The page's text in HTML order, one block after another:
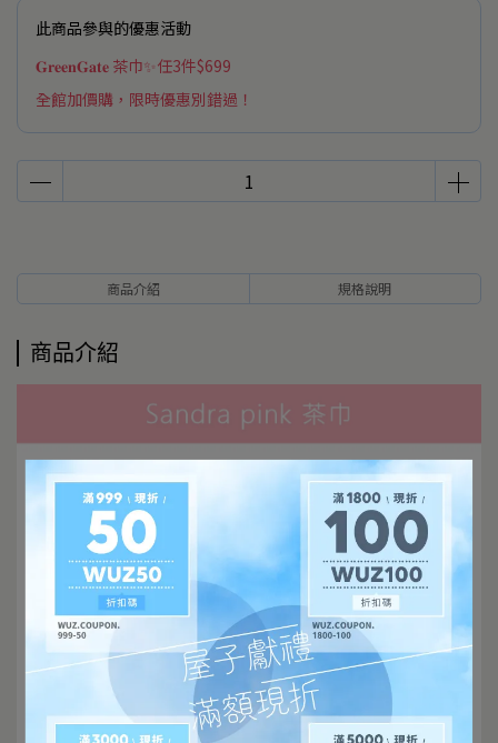
此商品參與的優惠活動
𝐆𝐫𝐞𝐞𝐧𝐆𝐚𝐭𝐞 茶巾✨任3件$699
全館加價購，限時優惠別錯過！
商品介紹 規格說明
商品介紹